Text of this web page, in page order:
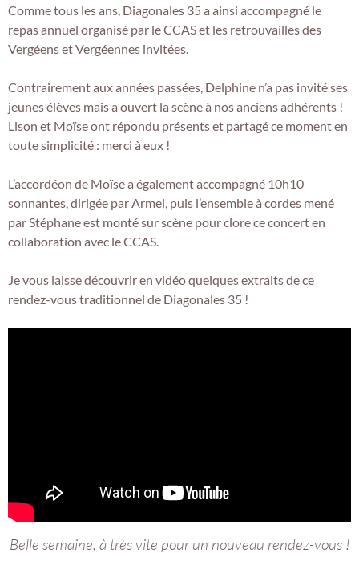
Comme tous les ans, Diagonales 35 a ainsi accompagné le
repas annuel organisé par le CCAS et les retrouvailles des
Vergéens et Vergéennes invitées.
Contrairement aux années passées, Delphine n’a pas invité ses
jeunes élèves mais a ouvert la scène à nos anciens adhérents !
Lison et Moïse ont répondu présents et partagé ce moment en
toute simplicité : merci à eux !
L’accordéon de Moïse a également accompagné 10h10
sonnantes, dirigée par Armel, puis l’ensemble à cordes mené
par Stéphane est monté sur scène pour clore ce concert en
collaboration avec le CCAS.
Je vous laisse découvrir en vidéo quelques extraits de ce
rendez-vous traditionnel de Diagonales 35 !
Belle semaine, à très vite pour un nouveau rendez-vous !